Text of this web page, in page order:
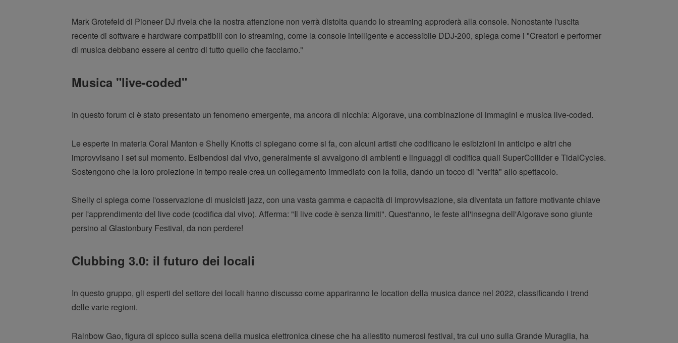
Mark Grotefeld di Pioneer DJ rivela che la nostra attenzione non verrà distolta quando lo streaming approderà alla console. Nonostante l'uscita
recente di software e hardware compatibili con lo streaming, come la console intelligente e accessibile DDJ-200, spiega come i "Creatori e performer
di musica debbano essere al centro di tutto quello che facciamo."
Musica "live-coded"
In questo forum ci è stato presentato un fenomeno emergente, ma ancora di nicchia: Algorave, una combinazione di immagini e musica live-coded.
Le esperte in materia Coral Manton e Shelly Knotts ci spiegano come si fa, con alcuni artisti che codificano le esibizioni in anticipo e altri che
improvvisano i set sul momento. Esibendosi dal vivo, generalmente si avvalgono di ambienti e linguaggi di codifica quali SuperCollider e TidalCycles.
Sostengono che la loro proiezione in tempo reale crea un collegamento immediato con la folla, dando un tocco di "verità" allo spettacolo.
Shelly ci spiega come l'osservazione di musicisti jazz, con una vasta gamma e capacità di improvvisazione, sia diventata un fattore motivante chiave
per l'apprendimento del live code (codifica dal vivo). Afferma: "Il live code è senza limiti". Quest'anno, le feste all'insegna dell'Algorave sono giunte
persino al Glastonbury Festival, da non perdere!
Clubbing 3.0: il futuro dei locali
In questo gruppo, gli esperti del settore dei locali hanno discusso come appariranno le location della musica dance nel 2022, classificando i trend
delle varie regioni.
Rainbow Gao, figura di spicco sulla scena della musica elettronica cinese che ha allestito numerosi festival, tra cui uno sulla Grande Muraglia, ha